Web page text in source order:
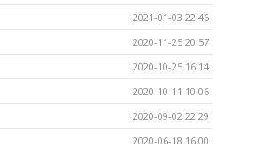
2021-01-03 22:46
2020-11-25 20:57
2020-10-25 16:14
2020-10-11 10:06
2020-09-02 22:29
2020-06-18 16:00